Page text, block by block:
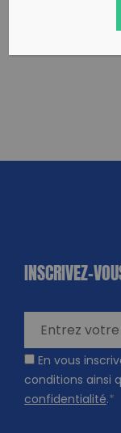
INSCRIVEZ-
En vous
conditions ainsi
confidentialité.*